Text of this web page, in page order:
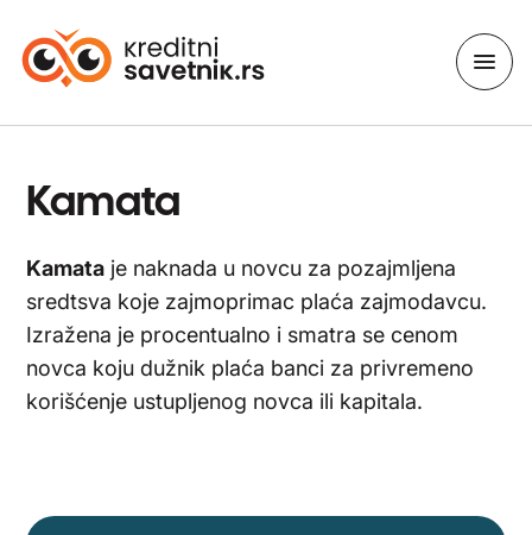
Kamata
Kamata je naknada u novcu za pozajmljena
sredtsva koje zajmoprimac plaća zajmodavcu.
Izražena je procentualno i smatra se cenom
novca koju dužnik plaća banci za privremeno
korišćenje ustupljenog novca ili kapitala.